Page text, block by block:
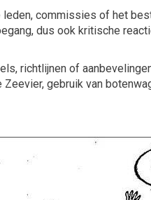
commissies of het
dus ook kritische
richtlijnen of
gebruik van